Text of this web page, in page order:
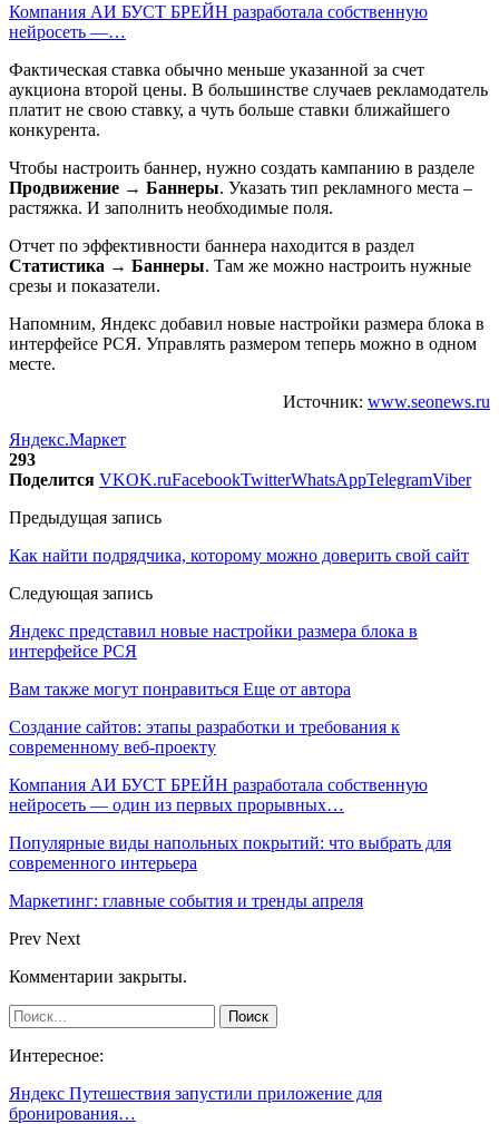
Компания АИ БУСТ БРЕЙН разработала собственную
нейросеть —…
Фактическая ставка обычно меньше указанной за счет
аукциона второй цены. В большинстве случаев рекламодатель
платит не свою ставку, а чуть больше ставки ближайшего
конкурента.
Чтобы настроить баннер, нужно создать кампанию в разделе
Продвижение → Баннеры. Указать тип рекламного места –
растяжка. И заполнить необходимые поля.
Отчет по эффективности баннера находится в раздел
Статистика → Баннеры. Там же можно настроить нужные
срезы и показатели.
Напомним, Яндекс добавил новые настройки размера блока в
интерфейсе РСЯ. Управлять размером теперь можно в одном
месте.
Источник: www.seonews.ru
Яндекс.Маркет
293
Поделится VKOK.ruFacebookTwitterWhatsAppTelegramViber
Предыдущая запись
Как найти подрядчика, которому можно доверить свой сайт
Следующая запись
Яндекс представил новые настройки размера блока в
интерфейсе РСЯ
Вам также могут понравиться Еще от автора
Создание сайтов: этапы разработки и требования к
современному веб-проекту
Компания АИ БУСТ БРЕЙН разработала собственную
нейросеть — один из первых прорывных…
Популярные виды напольных покрытий: что выбрать для
современного интерьера
Маркетинг: главные события и тренды апреля
Prev Next
Комментарии закрыты.
Интересное:
Яндекс Путешествия запустили приложение для
бронирования…